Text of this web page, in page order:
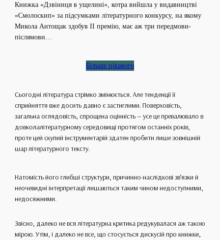
Книжка «Дзвіниця в ущелині», котра вийшла у видавництві
«Смолоскип» за підсумками літературного конкурсу, на якому
Микола Антощак здобув II премію, має аж три передмови-
післямови…
Більше цікавого
Сьогодні література стрімко змінюється. Але тенденції її
сприйняття вже досить давно є застиглими. Поверховість,
загальна оглядовість, спрощена оцінність — усе це превалювало в
довколалітературному середовищі протягом останніх років,
проте цей скупий інструментарій здатен пробити лише зовнішній
шар літературного тексту.
Натомість його глибші структури, причинно-наслідкові зв’язки й
неочевидні інтерпретації лишаються таким чином недоступними,
недосяжними.
Звісно, далеко не вся літературна критика редукувалася аж такою
мірою. Утім, і далеко не все, що стосується дискусій про книжки,